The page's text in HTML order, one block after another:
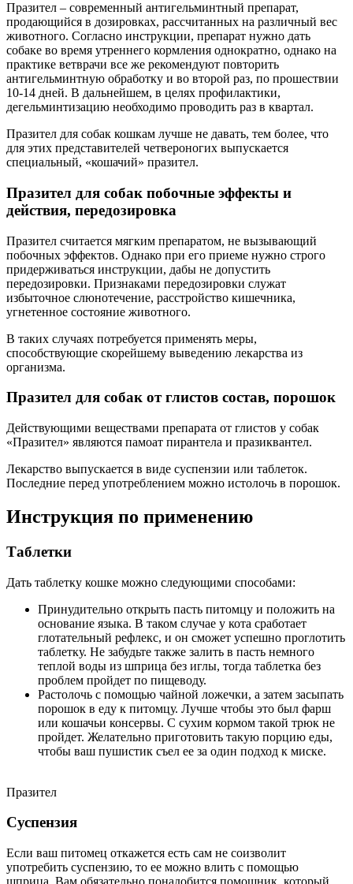
Празител – современный антигельминтный препарат,
продающийся в дозировках, рассчитанных на различный вес
животного. Согласно инструкции, препарат нужно дать
собаке во время утреннего кормления однократно, однако на
практике ветврачи все же рекомендуют повторить
антигельминтную обработку и во второй раз, по прошествии
10-14 дней. В дальнейшем, в целях профилактики,
дегельминтизацию необходимо проводить раз в квартал.
Празител для собак кошкам лучше не давать, тем более, что
для этих представителей четвероногих выпускается
специальный, «кошачий» празител.
Празител для собак побочные эффекты и
действия, передозировка
Празител считается мягким препаратом, не вызывающий
побочных эффектов. Однако при его приеме нужно строго
придерживаться инструкции, дабы не допустить
передозировки. Признаками передозировки служат
избыточное слюнотечение, расстройство кишечника,
угнетенное состояние животного.
В таких случаях потребуется применять меры,
способствующие скорейшему выведению лекарства из
организма.
Празител для собак от глистов состав, порошок
Действующими веществами препарата от глистов у собак
«Празител» являются памоат пирантела и празиквантел.
Лекарство выпускается в виде суспензии или таблеток.
Последние перед употреблением можно истолочь в порошок.
Инструкция по применению
Таблетки
Дать таблетку кошке можно следующими способами:
Принудительно открыть пасть питомцу и положить на
основание языка. В таком случае у кота сработает
глотательный рефлекс, и он сможет успешно проглотить
таблетку. Не забудьте также залить в пасть немного
теплой воды из шприца без иглы, тогда таблетка без
проблем пройдет по пищеводу.
Растолочь с помощью чайной ложечки, а затем засыпать
порошок в еду к питомцу. Лучше чтобы это был фарш
или кошачьи консервы. С сухим кормом такой трюк не
пройдет. Желательно приготовить такую порцию еды,
чтобы ваш пушистик съел ее за один подход к миске.
Празител
Суспензия
Если ваш питомец откажется есть сам не соизволит
употребить суспензию, то ее можно влить с помощью
шприца. Вам обязательно понадобится помощник, который